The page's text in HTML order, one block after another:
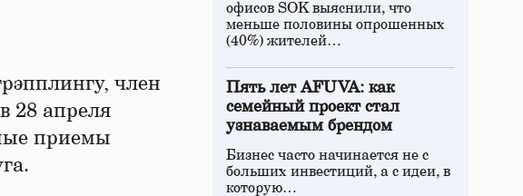
член
28 апреля
приемы
офисов SOK выяснили, что
меньше половины опрошенных
(40%) жителей…
Пять лет AFUVA: как
семейный проект стал
узнаваемым брендом
Бизнес часто начинается не с
больших инвестиций, а с идеи, в
которую…